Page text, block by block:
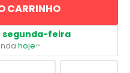
CARRINHO
segunda-feira
hoje**